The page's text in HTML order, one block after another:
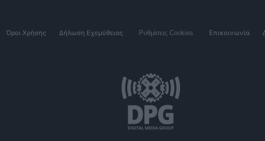
Όροι Χρήσης Δήλωση Εχεμύθειας Ρυθμίσεις Cookies Επικοινωνία